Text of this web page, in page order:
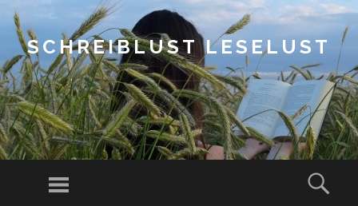
SCHREIBLUST LESELUST
Menu